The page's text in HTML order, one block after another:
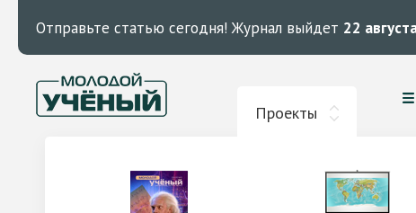
Отправьте статью сегодня! Журнал выйдет 22
Проекты